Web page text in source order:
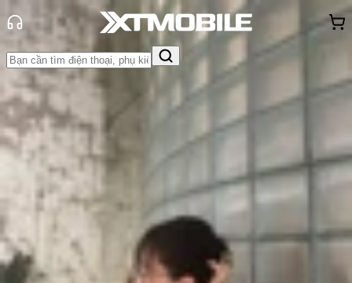
Trang chủ
Tin tức
Thủ thuật
Tin Mới
Đánh Giá - Trên Tay
Khuyến
Thủ thuật Thông báoKhách
hàng - Sự kiện
Cách điều khiển iPhone bằng mắt
với Eye Tracking trên iOS 18